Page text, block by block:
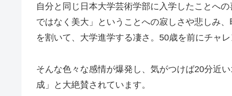
自分と同じ日本大学芸術学部に入学したことへ
ではなく美大」ということへの寂しさや悲しみ
を割いて、大学進学する凄さ。50歳を前にチャ
そんな色々な感情が爆発し、気がつけば20分近
成」と大絶賛されています。